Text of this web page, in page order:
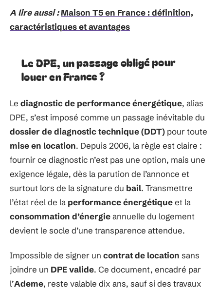
A lire aussi : Maison T5 en France : définition,
caractéristiques et avantages
Le DPE, un passage obligé pour
louer en France ?
Le diagnostic de performance énergétique, alias
DPE, s’est imposé comme un passage inévitable du
dossier de diagnostic technique (DDT) pour toute
mise en location. Depuis 2006, la règle est claire :
fournir ce diagnostic n’est pas une option, mais une
exigence légale, dès la parution de l’annonce et
surtout lors de la signature du bail. Transmettre
l’état réel de la performance énergétiqueet la
consommation d’énergieannuelle du logement
devient le socle d’une transparence attendue.
Impossible de signer un contrat de location sans
joindre un DPE valide. Ce document, encadré par
l’Ademe, reste valable dix ans, sauf si des travaux